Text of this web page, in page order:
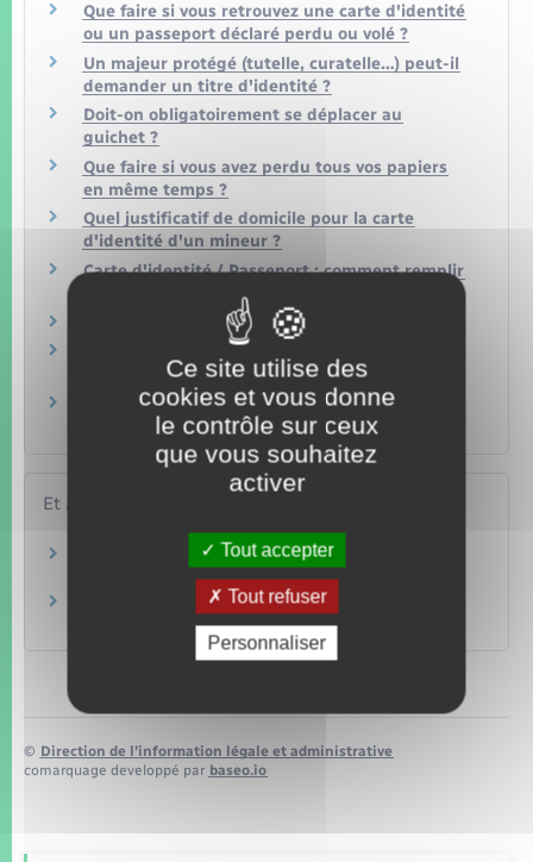
Que faire si vous retrouvez une carte d'identité
ou un passeport déclaré perdu ou volé ?
Un majeur protégé (tutelle, curatelle…) peut-il
demander un titre d'identité ?
Doit-on obligatoirement se déplacer au
guichet ?
Que faire si vous avez perdu tous vos papiers
en même temps ?
Quel justificatif de domicile pour la carte
d'identité d'un mineur ?
Carte d'identité / Passeport : comment remplir
le formulaire ou la pré-demande ?
Où acheter un timbre fiscal ?
Comment savoir où en est votre demande de
carte d'identité ?
Quelle est la durée de validité d'une carte
d'identité ?
Et aussi
Papiers – Citoyenneté – Élections
Devenir Français
Étranger – Europe
© Direction de l’information légale et administrative
comarquage developpé par baseo.io
Ce site utilise des
cookies et vous donne
le contrôle sur ceux
que vous souhaitez
activer
Tout accepter
Tout refuser
Personnaliser